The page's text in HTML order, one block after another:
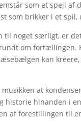
som et spejl af
som brikker i et spil,
til noget særligt, er
om fortællingen.
kan
at
historie hinanden i
af forestillingen til